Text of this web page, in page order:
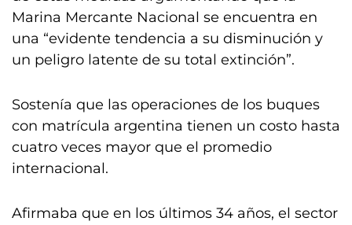
Marina Mercante Nacional se encuentra en
una “evidente tendencia a su disminución y
un peligro latente de su total extinción”.
Sostenía que las operaciones de los buques
con matrícula argentina tienen un costo hasta
cuatro veces mayor que el promedio
internacional.
Afirmaba que en los últimos 34 años, el sector